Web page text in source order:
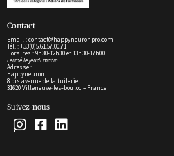
Contact
Email : contact@happyneuronpro.com
Tél. : +33(0)5.61.57.00.71
Horaires : 9h30-12h30 et 13h30-17h00
Fermé le jeudi matin.
Adresse :
Happyneuron
8 bis avenue de la tuilerie
31620 Villeneuve-les-bouloc – France
Suivez-nous